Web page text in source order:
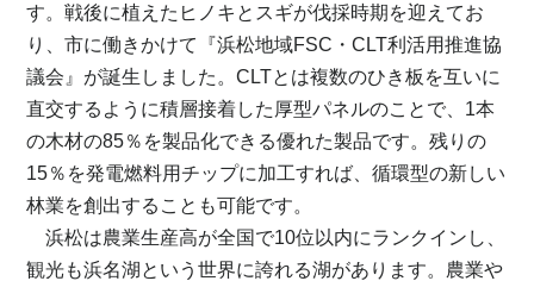
す。戦後に植えたヒノキとスギが伐採時期を迎えてお
り、市に働きかけて『浜松地域FSC・CLT利活用推進協
議会』が誕生しました。CLTとは複数のひき板を互いに
直交するように積層接着した厚型パネルのことで、1本
の木材の85％を製品化できる優れた製品です。残りの
15％を発電燃料用チップに加工すれば、循環型の新しい
林業を創出することも可能です。
浜松は農業生産高が全国で10位以内にランクインし、
観光も浜名湖という世界に誇れる湖があります。農業や